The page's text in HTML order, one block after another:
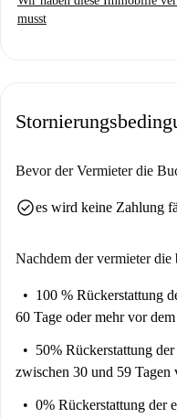
musst
Bevor der Vermieter die
check_circlees wird keine Zahlung
Nachdem der vermieter die
100 % Rückerstattung
60 Tage oder mehr vor
50% Rückerstattung
zwischen 30 und 59 Tagen
0% Rückerstattung der